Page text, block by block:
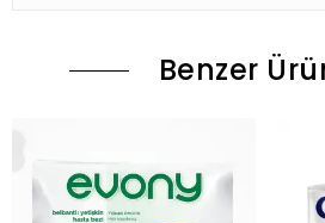
Benzer